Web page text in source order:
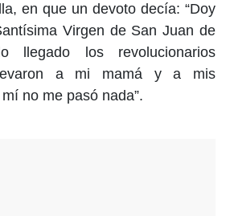
en que un devoto decía: “Doy
Virgen de San Juan de
llegado los revolucionarios
a mi mamá y a mis
no me pasó nada”.